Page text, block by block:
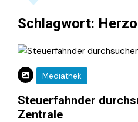
Schlagwort:
Mediathek
Steuerfahnder
Zentrale